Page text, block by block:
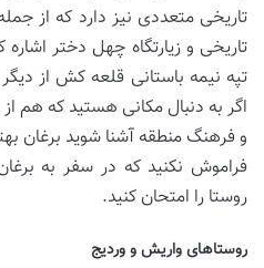
تاریخی متعددی نیز دارد که از
تاریخی و زیارتگاه چهل دختر
تپه نیمه باستانی قلعه کش از
اگر به دنبال مکانی هستید که هم
و فرهنگ منطقه آشنا شوید برغان
فراموش نکنید که در سفر به
روستا را امتحان کنید.
روستاهای واریش و وردیج